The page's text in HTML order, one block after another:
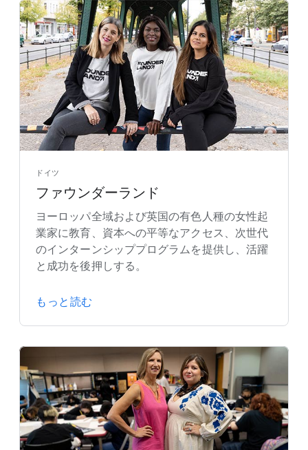
ドイツ
ファウンダーランド
ヨーロッパ全域および英国の有色人種の女性起
業家に教育、資本への平等なアクセス、次世代
のインターンシッププログラムを提供し、活躍
と成功を後押しする。
もっと読む